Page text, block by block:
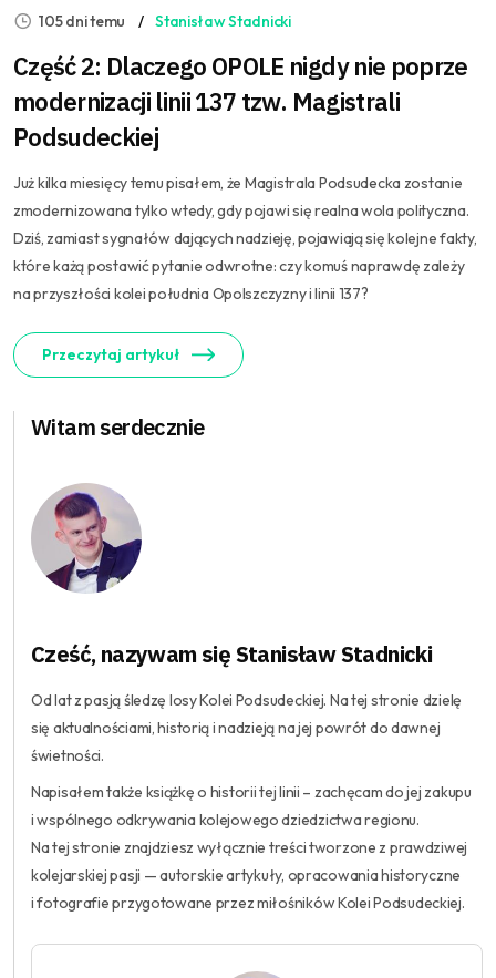
105 dni temu Stanisław Stadnicki
Część 2: Dlaczego OPOLE nigdy nie poprze
modernizacji linii 137 tzw. Magistrali
Podsudeckiej
Już kilka miesięcy temu pisałem, że Magistrala Podsudecka zostanie
zmodernizowana tylko wtedy, gdy pojawi się realna wola polityczna.
Dziś, zamiast sygnałów dających nadzieję, pojawiają się kolejne fakty,
które każą postawić pytanie odwrotne: czy komuś naprawdę zależy
na przyszłości kolei południa Opolszczyzny i linii 137?
Przeczytaj artykuł
Witam serdecznie
Cześć, nazywam się Stanisław Stadnicki
Od lat z pasją śledzę losy Kolei Podsudeckiej. Na tej stronie dzielę
się aktualnościami, historią i nadzieją na jej powrót do dawnej
świetności.
Napisałem także książkę o historii tej linii – zachęcam do jej zakupu
i wspólnego odkrywania kolejowego dziedzictwa regionu.
Na tej stronie znajdziesz wyłącznie treści tworzone z prawdziwej
kolejarskiej pasji — autorskie artykuły, opracowania historyczne
i fotografie przygotowane przez miłośników Kolei Podsudeckiej.